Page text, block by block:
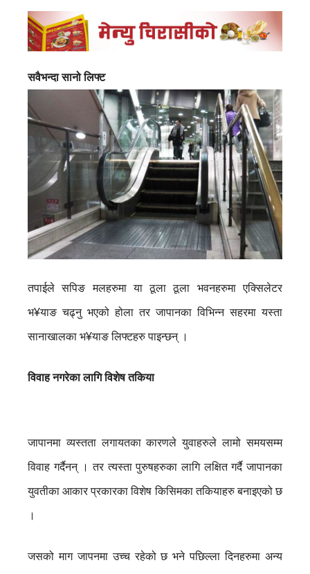
सवैभन्दा सानो लिफ्ट
तपाईले सपिङ मलहरुमा या ठूला ठूला भवनहरुमा एक्सिलेटर
भ¥याङ चढ्नु भएको होला तर जापानका विभिन्न सहरमा यस्ता
सानाखालका भ¥याङ लिफ्टहरु पाइन्छन् ।
विवाह नगरेका लागि विशेष तकिया
जापानमा व्यस्तता लगायतका कारणले युवाहरुले लामो समयसम्म
विवाह गर्दैनन् । तर त्यस्ता पुरुषहरुका लागि लक्षित गर्दै जापानका
युवतीका आकार प्रकारका विशेष किसिमका तकियाहरु बनाइएको छ
।
जसको माग जापनमा उच्च रहेको छ भने पछिल्ला दिनहरुमा अन्य